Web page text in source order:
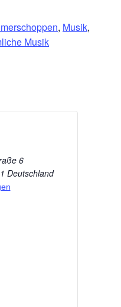
, Musik,
Musik
6
Deutschland